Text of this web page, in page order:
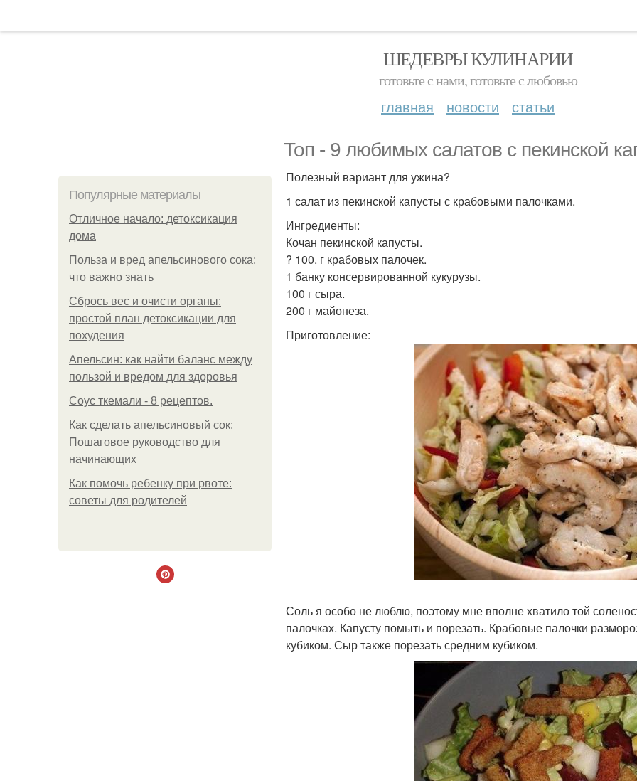
ШЕДЕВРЫ КУЛИНАРИИ
готовьте с нами, готовьте с любовью
главная новости статьи
Топ - 9 любимых салатов с пекинской
Популярные материалы
Отличное начало: детоксикация
дома
Польза и вред апельсинового сока:
что важно знать
Сбрось вес и очисти органы:
простой план детоксикации для
похудения
Апельсин: как найти баланс между
пользой и вредом для здоровья
Соус ткемали - 8 рецептов.
Как сделать апельсиновый сок:
Пошаговое руководство для
начинающих
Как помочь ребенку при рвоте:
советы для родителей
Полезный вариант для ужина?
1 салат из пекинской капусты с крабовыми палочками.
Ингредиенты:
Кочан пекинской капусты.
? 100. г крабовых палочек.
1 банку консервированной кукурузы.
100 г сыра.
200 г майонеза.
Приготовление:
Соль я особо не люблю, поэтому мне вполне хватило той
палочках. Капусту помыть и порезать. Крабовые палочки
кубиком. Сыр также порезать средним кубиком.